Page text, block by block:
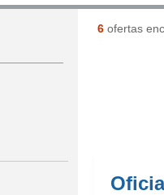
6ofertas